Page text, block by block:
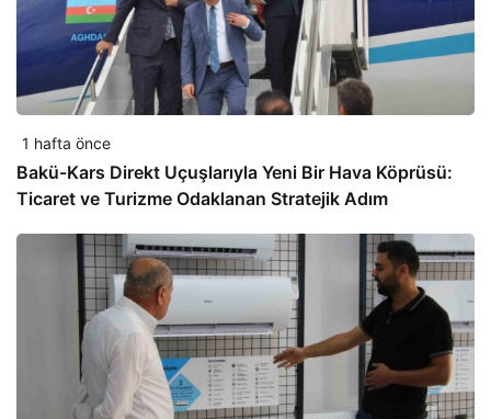
1 hafta önce
Bakü-Kars Direkt Uçuşlarıyla Yeni Bir Hava Köprüsü:
Ticaret ve Turizme Odaklanan Stratejik Adım